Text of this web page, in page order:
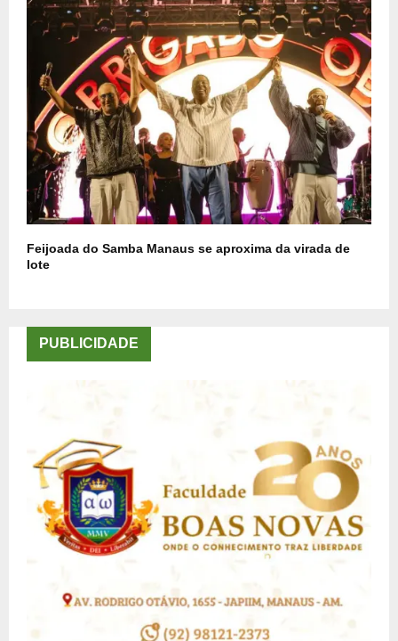
Feijoada do Samba Manaus se aproxima da virada de
lote
PUBLICIDADE